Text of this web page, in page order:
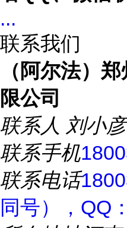
...
联系我们
（阿尔法）
限公司
联系人 刘小彦
联系手机
联系电话
同号），QQ